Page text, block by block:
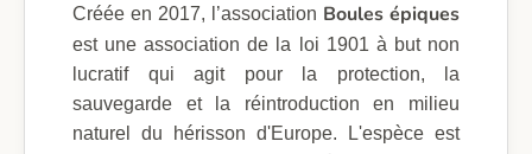
Créée en 2017, l’association Boules épiques
est une association de la loi 1901 à but non
lucratif qui agit pour la protection, la
sauvegarde et la réintroduction en milieu
naturel du hérisson d'Europe. L'espèce est